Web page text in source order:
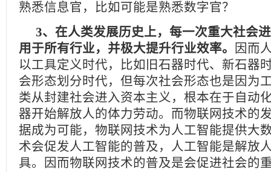
熟悉信息官，比如可能是熟悉数字官？
3、在人类发展历史上，每一次重大社会
用于所有行业，并极大提升行业效率。
因而
以工具定义时代，比如旧石器时代、新石器
会形态划分时代，但每次社会形态也是因为
类从封建社会进入资本主义，根本在于自动
器开始解放人的体力劳动。而物联网技术的
据成为可能，物联网技术为人工智能提供大
术会促发人工智能的普及，人工智能是解放
具。因而物联网技术的普及是会促进社会的